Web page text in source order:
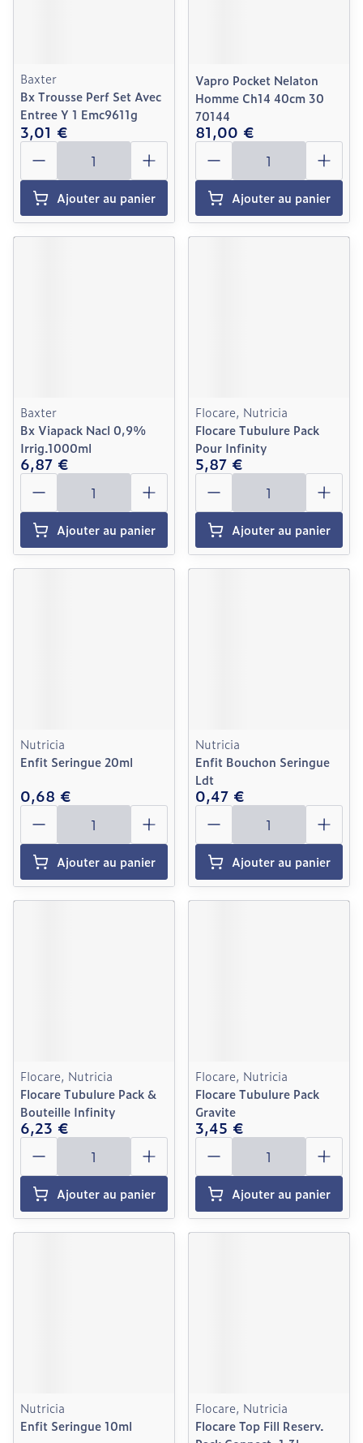
Baxter
Bx Trousse Perf Set Avec
Entree Y 1 Emc9611g
3,01 €
Quantité
Ajouter au panier
Vapro Pocket Nelaton
Homme Ch14 40cm 30
70144
81,00 €
Quantité
Ajouter au panier
Baxter
Bx Viapack Nacl 0,9%
Irrig.1000ml
6,87 €
Quantité
Ajouter au panier
Flocare, Nutricia
Flocare Tubulure Pack
Pour Infinity
5,87 €
Quantité
Ajouter au panier
Nutricia
Enfit Seringue 20ml
0,68 €
Quantité
Ajouter au panier
Nutricia
Enfit Bouchon Seringue
Ldt
0,47 €
Quantité
Ajouter au panier
Flocare, Nutricia
Flocare Tubulure Pack &
Bouteille Infinity
6,23 €
Quantité
Ajouter au panier
Flocare, Nutricia
Flocare Tubulure Pack
Gravite
3,45 €
Quantité
Ajouter au panier
Nutricia
Enfit Seringue 10ml
Flocare, Nutricia
Flocare Top Fill Reserv.